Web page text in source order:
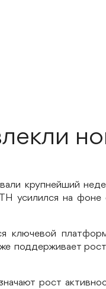
крупнейший
усилился на фоне
ключевой
поддерживает
рост